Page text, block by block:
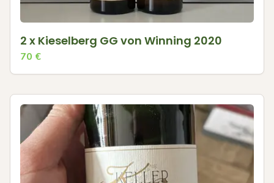
2 x Kieselberg GG von Winning 2020
70 €